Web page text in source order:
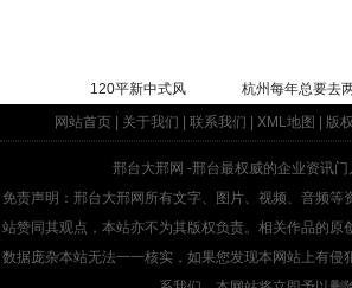
120平新中式风
杭州每年总要去
网站首页
关于我们 联系我们 XML地图 版
邢台大邢网 -邢台最权威的企业资讯门
免责声明：邢台大邢网所有文字、图片、视频、音频等
站赞同其观点，本站亦不为其版权负责。相关作品的原
数据庞杂本站无法一一核实，如果您发现本网站上有侵